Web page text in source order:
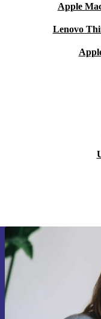
Apple
Lenovo
Gå